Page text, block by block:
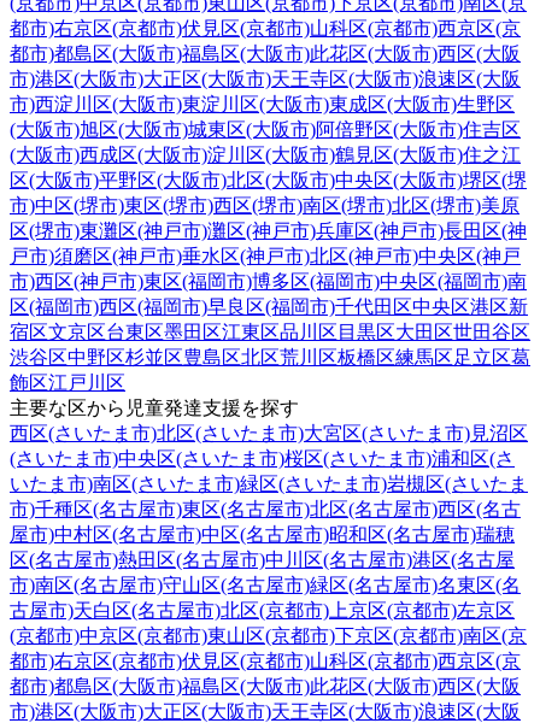
都市)右京区(京都市)伏見区(京都市)山科区(京都市)西京区(京
都市)都島区(大阪市)福島区(大阪市)此花区(大阪市)西区(大阪
市)港区(大阪市)大正区(大阪市)天王寺区(大阪市)浪速区(大阪
市)西淀川区(大阪市)東淀川区(大阪市)東成区(大阪市)生野区
(大阪市)旭区(大阪市)城東区(大阪市)阿倍野区(大阪市)住吉区
(大阪市)西成区(大阪市)淀川区(大阪市)鶴見区(大阪市)住之江
区(大阪市)平野区(大阪市)北区(大阪市)中央区(大阪市)堺区(堺
市)中区(堺市)東区(堺市)西区(堺市)南区(堺市)北区(堺市)美原
区(堺市)東灘区(神戸市)灘区(神戸市)兵庫区(神戸市)長田区(神
戸市)須磨区(神戸市)垂水区(神戸市)北区(神戸市)中央区(神戸
市)西区(神戸市)東区(福岡市)博多区(福岡市)中央区(福岡市)南
区(福岡市)西区(福岡市)早良区(福岡市)千代田区中央区港区新
宿区文京区台東区墨田区江東区品川区 目黒区大田区世田谷区
渋谷区中野区杉並区豊島区北区荒川区板橋区練馬区足立区葛
飾区江戸川区
主要な区から児童発達支援を探す
西区(さいたま市)北区(さいたま市)大宮区(さいたま市)見沼区
(さいたま市)中央区(さいたま市)桜区(さいたま市)浦和区(さ
いたま市)南区(さいたま市)緑区(さいたま市)岩槻区(さいたま
市)千種区(名古屋市)東区(名古屋市)北区(名古屋市)西区(名古
屋市)中村区(名古屋市)中区(名古屋市)昭和区(名古屋市)瑞穂
区(名古屋市)熱田区(名古屋市)中川区(名古屋市)港区(名古屋
市)南区(名古屋市)守山区(名古屋市)緑区(名古屋市)名東区(名
古屋市)天白区(名古屋市)北区(京都市) 上京区(京都市)左京区
(京都市)中京区(京都市)東山区(京都市)下京区(京都市)南区(京
都市)右京区(京都市)伏見区(京都市)山科区(京都市)西京区(京
都市)都島区(大阪市)福島区(大阪市)此花区(大阪市)西区(大阪
市)港区(大阪市)大正区(大阪市)天王寺区(大阪市)浪速区(大阪